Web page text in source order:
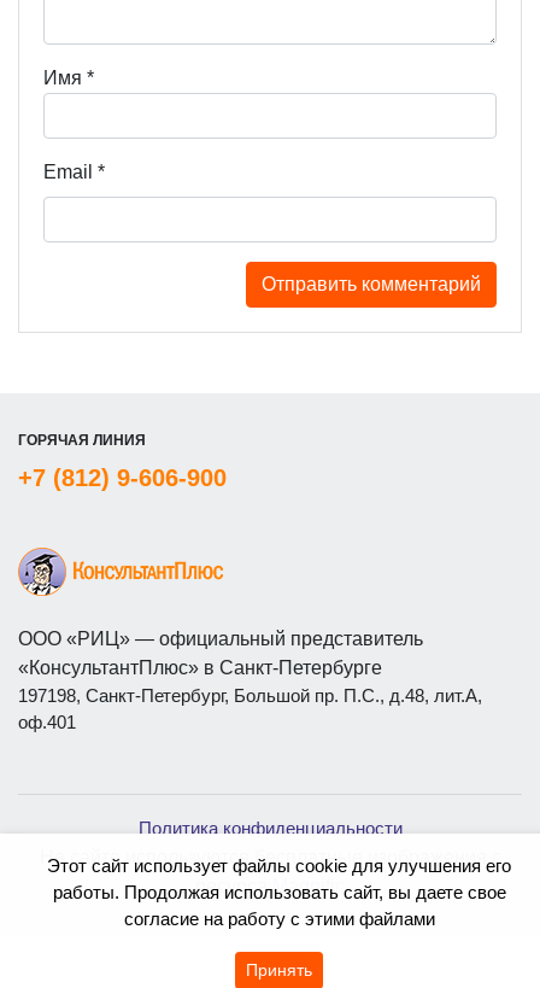
Имя *
Email *
ГОРЯЧАЯ ЛИНИЯ
+7 (812) 9-606-900
ООО «РИЦ» — официальный представитель
«КонсультантПлюс» в Санкт-Петербурге
197198, Санкт-Петербург, Большой пр. П.С., д.48, лит.А,
оф.401
Политика конфиденциальности
На сайте используются бесплатные изображения с
ресурсаMagnific
Этот сайт использует файлы cookie для улучшения его
работы. Продолжая использовать сайт, вы даете свое
согласие на работу с этими файлами
Принять